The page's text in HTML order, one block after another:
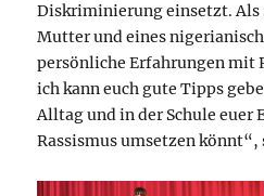
Diskriminierung einsetzt. Als
Mutter und eines
persönliche Erfahrungen mit
ich kann euch gute Tipps
Alltag und in der Schule euer
Rassismus umsetzen könnt“,